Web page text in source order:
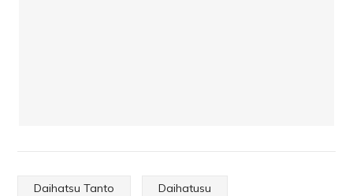
Daihatsu Tanto Daihatusu